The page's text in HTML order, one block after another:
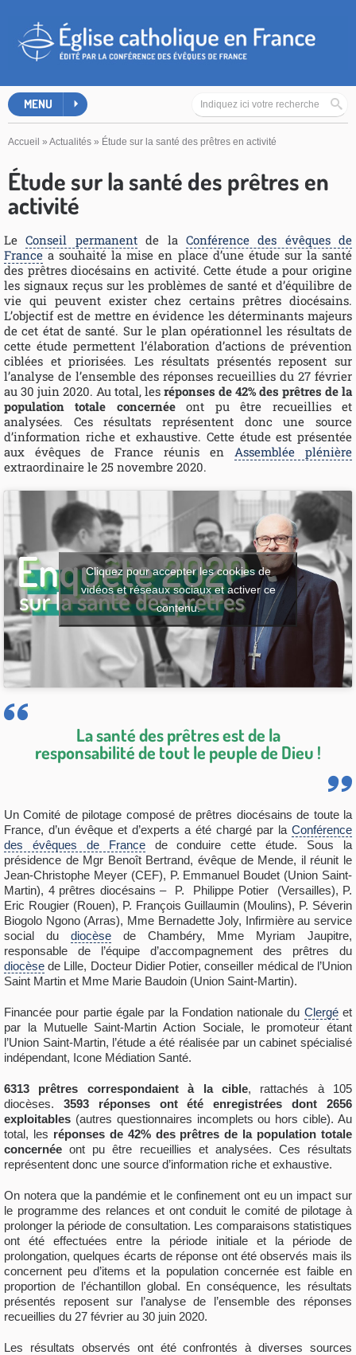
MENU
Accueil » Actualités » Étude sur la santé des prêtres en activité
Étude sur la santé des prêtres en
activité
LeConseil permanentde la Conférence des évêques de
France a souhaité la mise en place d’une étude sur la santé
des prêtres diocésains en activité. Cette étude a pour origine
les signaux reçus sur les problèmes de santé et d’équilibre de
vie qui peuvent exister chez certains prêtres diocésains.
L’objectif est de mettre en évidence les déterminants majeurs
de cet état de santé. Sur le plan opérationnel les résultats de
cette étude permettent l’élaboration d’actions de prévention
ciblées et priorisées. Les résultats présentés reposent sur
l’analyse de l’ensemble des réponses recueillies du 27 février
au 30 juin 2020. Au total, les réponses de 42% des prêtres de la
population totale concernéeont pu être recueillies et
analysées. Ces résultats représentent donc une source
d’information riche et exhaustive. Cette étude est présentée
aux évêques de France réunis en Assemblée plénière
extraordinaire le 25 novembre 2020.
Cliquez pour accepter les cookies de
vidéos et réseaux sociaux et activer ce
contenu.
La santé des prêtres est de la
responsabilité de tout le peuple de Dieu !
Un Comité de pilotage composé de prêtres diocésains de toute la
France, d’un évêque et d’experts a été chargé par la Conférence
des évêques de Francede conduire cette étude. Sous la
présidence de Mgr Benoît Bertrand, évêque de Mende, il réunit le
Jean-Christophe Meyer (CEF), P. Emmanuel Boudet (Union Saint-
Martin), 4 prêtres diocésains – P. Philippe Potier (Versailles), P.
Eric Rougier (Rouen), P. François Guillaumin (Moulins), P. Séverin
Biogolo Ngono (Arras), Mme Bernadette Joly, Infirmière au service
social du diocèse de Chambéry, Mme Myriam Jaupitre,
responsable de l’équipe d’accompagnement des prêtres du
diocèse de Lille, Docteur Didier Potier, conseiller médical de l’Union
Saint Martin et Mme Marie Baudoin (Union Saint-Martin).
Financée pour partie égale par la Fondation nationale du Clergéet
par la Mutuelle Saint-Martin Action Sociale, le promoteur étant
l’Union Saint-Martin, l’étude a été réalisée par un cabinet spécialisé
indépendant, Icone Médiation Santé.
6313 prêtres correspondaient à la cible, rattachés à 105
diocèses. 3593 réponses ont été enregistrées dont 2656
exploitables (autres questionnaires incomplets ou hors cible). Au
total, les réponses de 42% des prêtres de la population totale
concernée ont pu être recueillies et analysées. Ces résultats
représentent donc une source d’information riche et exhaustive.
On notera que la pandémie et le confinement ont eu un impact sur
le programme des relances et ont conduit le comité de pilotage à
prolonger la période de consultation. Les comparaisons statistiques
ont été effectuées entre la période initiale et la période de
prolongation, quelques écarts de réponse ont été observés mais ils
concernent peu d’items et la population concernée est faible en
proportion de l’échantillon global. En conséquence, les résultats
présentés reposent sur l’analyse de l’ensemble des réponses
recueillies du 27 février au 30 juin 2020.
Les résultats observés ont été confrontés à diverses sources